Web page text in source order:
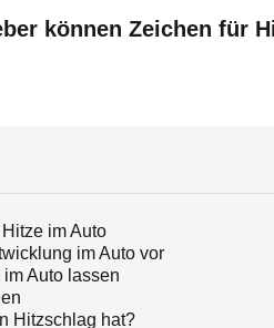
können Zeichen für
im Auto
im Auto vor
Auto lassen
Hitzschlag hat?